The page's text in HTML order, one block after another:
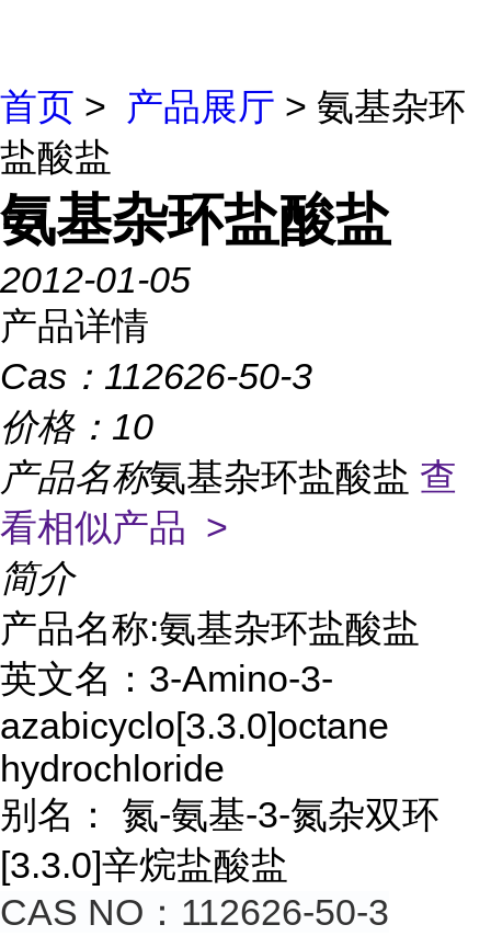
首页 > 产品展厅 > 氨基杂环
盐酸盐
氨基杂环盐酸盐
2012-01-05
产品详情
Cas： 112626-50-3
价格： 10
产品名称氨基杂环盐酸盐 查
看相似产品 >
简介
产品名称:氨基杂环盐酸盐
英文名：3-Amino-3-
azabicyclo[3.3.0]octane
hydrochloride
别名： 氮-氨基-3-氮杂双环
[3.3.0]辛烷盐酸盐
CAS NO：112626-50-3